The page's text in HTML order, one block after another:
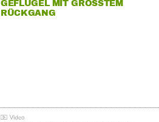
GEFLÜGEL MIT GRÖSSTEM R
ÜCKGANG